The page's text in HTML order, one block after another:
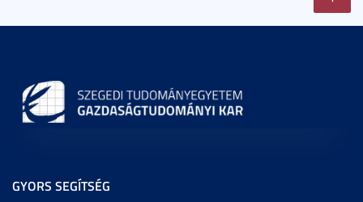
GYORS SEGÍTSÉG